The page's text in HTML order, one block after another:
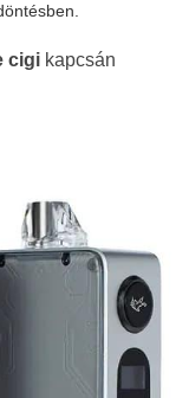
cigi kapcsán